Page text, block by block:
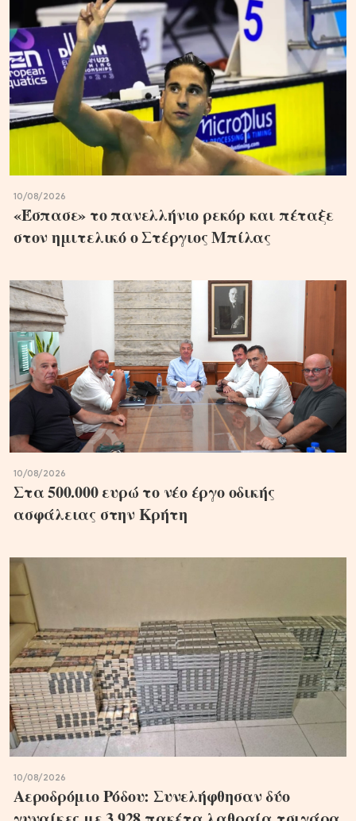
10/08/2026
«Έσπασε» το πανελλήνιο ρεκόρ και πέταξε
στον ημιτελικό ο Στέργιος Μπίλας
10/08/2026
Στα 500.000 ευρώ το νέο έργο οδικής
ασφάλειας στην Κρήτη
10/08/2026
Αεροδρόμιο Ρόδου: Συνελήφθησαν δύο